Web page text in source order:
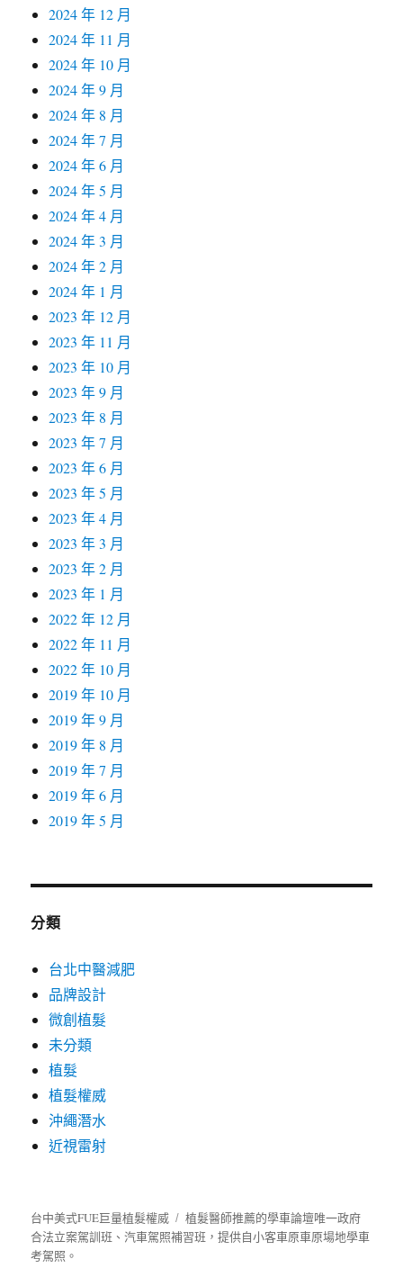
2024 年 12 月
2024 年 11 月
2024 年 10 月
2024 年 9 月
2024 年 8 月
2024 年 7 月
2024 年 6 月
2024 年 5 月
2024 年 4 月
2024 年 3 月
2024 年 2 月
2024 年 1 月
2023 年 12 月
2023 年 11 月
2023 年 10 月
2023 年 9 月
2023 年 8 月
2023 年 7 月
2023 年 6 月
2023 年 5 月
2023 年 4 月
2023 年 3 月
2023 年 2 月
2023 年 1 月
2022 年 12 月
2022 年 11 月
2022 年 10 月
2019 年 10 月
2019 年 9 月
2019 年 8 月
2019 年 7 月
2019 年 6 月
2019 年 5 月
分類
台北中醫減肥
品牌設計
微創植髮
未分類
植髮
植髮權威
沖繩潛水
近視雷射
台中美式FUE巨量植髮權威 植髮醫師推薦的學車論壇唯一政府
合法立案駕訓班、汽車駕照補習班，提供自小客車原車原場地學車
考駕照。